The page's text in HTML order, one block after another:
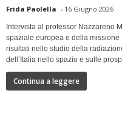
Frida Paolella - 16 Giugno 2026
Intervista al professor Nazzareno
spaziale europea e della
risultati nello studio della
dell’Italia nello spazio e sulle
Continua a leggere